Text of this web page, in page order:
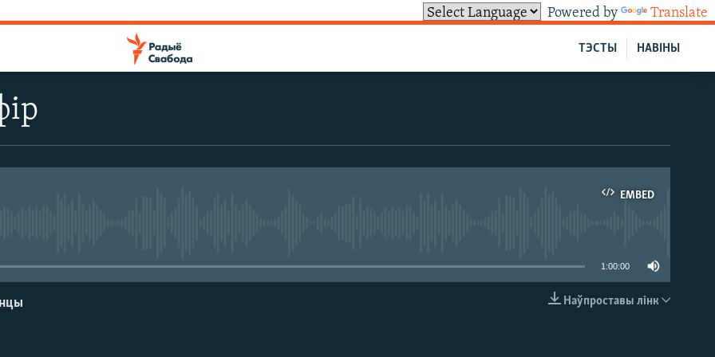
Powered by Translate
НАВІНЫ
ТЭСТЫ
EMBED
1:00:00
Наўпроставы лінк